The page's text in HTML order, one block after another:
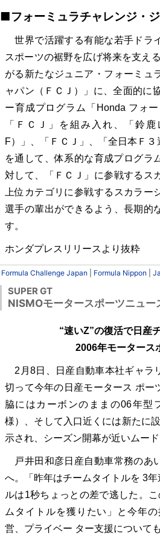
■フォーミュラチャレンジ・ジ
世界で活躍する有能な若手ドラ
スポーツの裾野を広げ将来を支え
がる新たなジュニア・フォーミュ
ャパン（ＦＣＪ）」に、全面的に
ー育成プログラム「Honda フォ
「ＦＣＪ」を組み入れ、「鈴
F）」、「ＦＣＪ」、「全日本Ｆ
を通して、体系的な育成プログラ
対して、「ＦＣＪ」に参戦するス
上位カテゴリに参戦するスカラ
選手の輩出ができるよう、長期的
す。
ホンダプレスリリースより抜粋
Formula Challenge Japan Formula Nippon
SUPER GT
NISMOモータースポーツニュー
“速いZ”の復活で日産
2006年モータース
2月8日、日産自動車本社ギャラ
切って今年の日産モータース ポー
脇にはカーボンのままの06年型
様）、そして入口近くには新たに
示され、シーズン開幕が近いムード
戸井田和彦日産自動車常務のあ
へ。「昨年はチームタイトルを 3
ルは1秒ちょっとの差で逃した。
ムタイトルを獲りたい」と今年
営、プライベー ター支援について